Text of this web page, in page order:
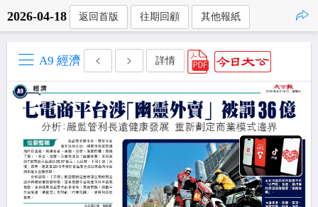
2026-04-18 返回首版 往期回顧 其他報紙
A9 經濟 詳情